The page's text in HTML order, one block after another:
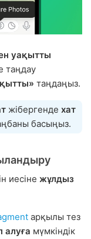
уақытты
таңдау
таңдаңыз.
жібергенде хат
басыңыз.
иесіне жұлдыз
арқылы тез
алуға мүмкіндік